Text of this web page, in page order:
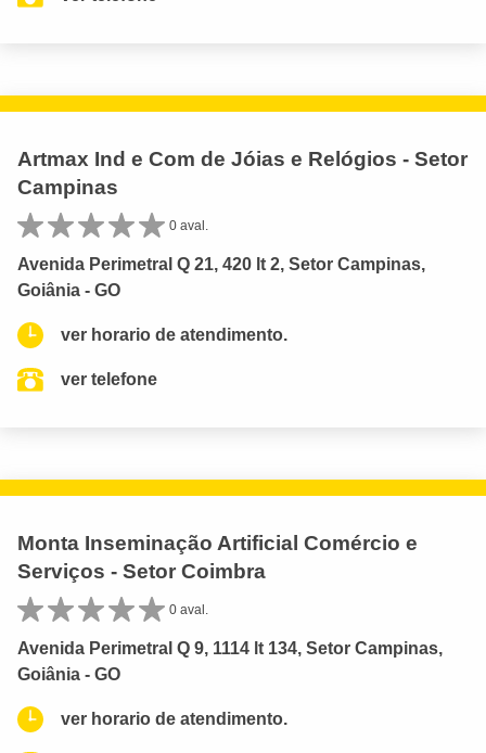
Artmax Ind e Com de Jóias e Relógios - Setor
Campinas
0 aval.
Avenida Perimetral Q 21, 420 lt 2, Setor Campinas,
Goiânia - GO
ver horario de atendimento.
ver telefone
Monta Inseminação Artificial Comércio e
Serviços - Setor Coimbra
0 aval.
Avenida Perimetral Q 9, 1114 lt 134, Setor Campinas,
Goiânia - GO
ver horario de atendimento.